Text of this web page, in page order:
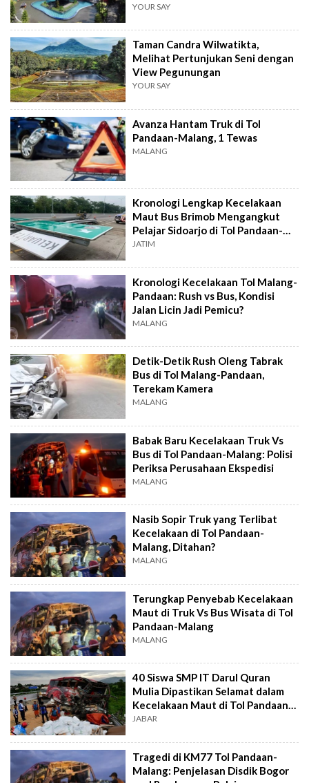
YOUR SAY
Taman Candra Wilwatikta,
Melihat Pertunjukan Seni dengan
View Pegunungan
YOUR SAY
Avanza Hantam Truk di Tol
Pandaan-Malang, 1 Tewas
MALANG
Kronologi Lengkap Kecelakaan
Maut Bus Brimob Mengangkut
Pelajar Sidoarjo di Tol Pandaan-
Malang
JATIM
Kronologi Kecelakaan Tol Malang-
Pandaan: Rush vs Bus, Kondisi
Jalan Licin Jadi Pemicu?
MALANG
Detik-Detik Rush Oleng Tabrak
Bus di Tol Malang-Pandaan,
Terekam Kamera
MALANG
Babak Baru Kecelakaan Truk Vs
Bus di Tol Pandaan-Malang: Polisi
Periksa Perusahaan Ekspedisi
MALANG
Nasib Sopir Truk yang Terlibat
Kecelakaan di Tol Pandaan-
Malang, Ditahan?
MALANG
Terungkap Penyebab Kecelakaan
Maut di Truk Vs Bus Wisata di Tol
Pandaan-Malang
MALANG
40 Siswa SMP IT Darul Quran
Mulia Dipastikan Selamat dalam
Kecelakaan Maut di Tol Pandaan-
Malang
JABAR
Tragedi di KM77 Tol Pandaan-
Malang: Penjelasan Disdik Bogor